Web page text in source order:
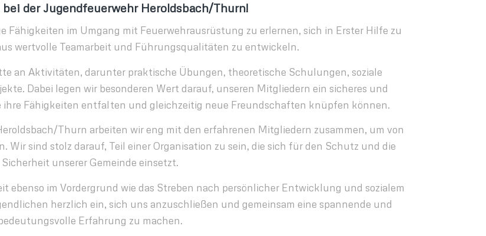
der Jugendfeuerwehr Heroldsbach/Thurn!
Fähigkeiten im Umgang mit Feuerwehrausrüstung zu erlernen, sich in Erster Hilfe zu
wertvolle Teamarbeit und Führungsqualitäten zu entwickeln.
an Aktivitäten, darunter praktische Übungen, theoretische Schulungen, soziale
Dabei legen wir besonderen Wert darauf, unseren Mitgliedern ein sicheres und
ihre Fähigkeiten entfalten und gleichzeitig neue Freundschaften knüpfen können.
Thurn arbeiten wir eng mit den erfahrenen Mitgliedern zusammen, um von
Wir sind stolz darauf, Teil einer Organisation zu sein, die sich für den Schutz und die
Sicherheit unserer Gemeinde einsetzt.
ebenso im Vordergrund wie das Streben nach persönlicher Entwicklung und sozialem
herzlich ein, sich uns anzuschließen und gemeinsam eine spannende und
Erfahrung zu machen.